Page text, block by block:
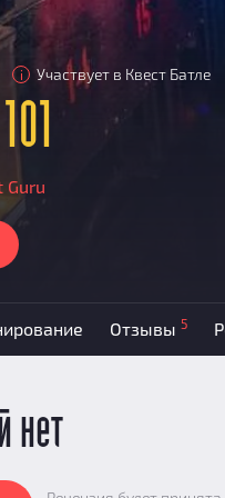
i Участвует в Квест Батле
Guru
Отзывы 5
нет